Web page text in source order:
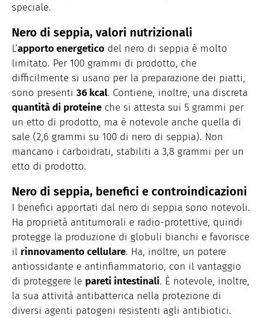
speciale.
Nero di seppia, valori nutrizionali
L’apporto energetico del nero di seppia è molto
limitato. Per 100 grammi di prodotto, che
difficilmente si usano per la preparazione dei piatti,
sono presenti 36 kcal. Contiene, inoltre, una discreta
quantità di proteine che si attesta sui 5 grammi per
un etto di prodotto, ma è notevole anche quella di
sale (2,6 grammi su 100 di nero di seppia). Non
mancano i carboidrati, stabiliti a 3,8 grammi per un
etto di prodotto.
Nero di seppia, benefici e controindicazioni
I benefici apportati dal nero di seppia sono notevoli.
Ha proprietà antitumorali e radio-protettive, quindi
protegge la produzione di globuli bianchi e favorisce
il rinnovamento cellulare. Ha, inoltre, un potere
antiossidante e antinfiammatorio, con il vantaggio
di proteggere le pareti intestinali. È notevole, inoltre,
la sua attività antibatterica nella protezione di
diversi agenti patogeni resistenti agli antibiotici.